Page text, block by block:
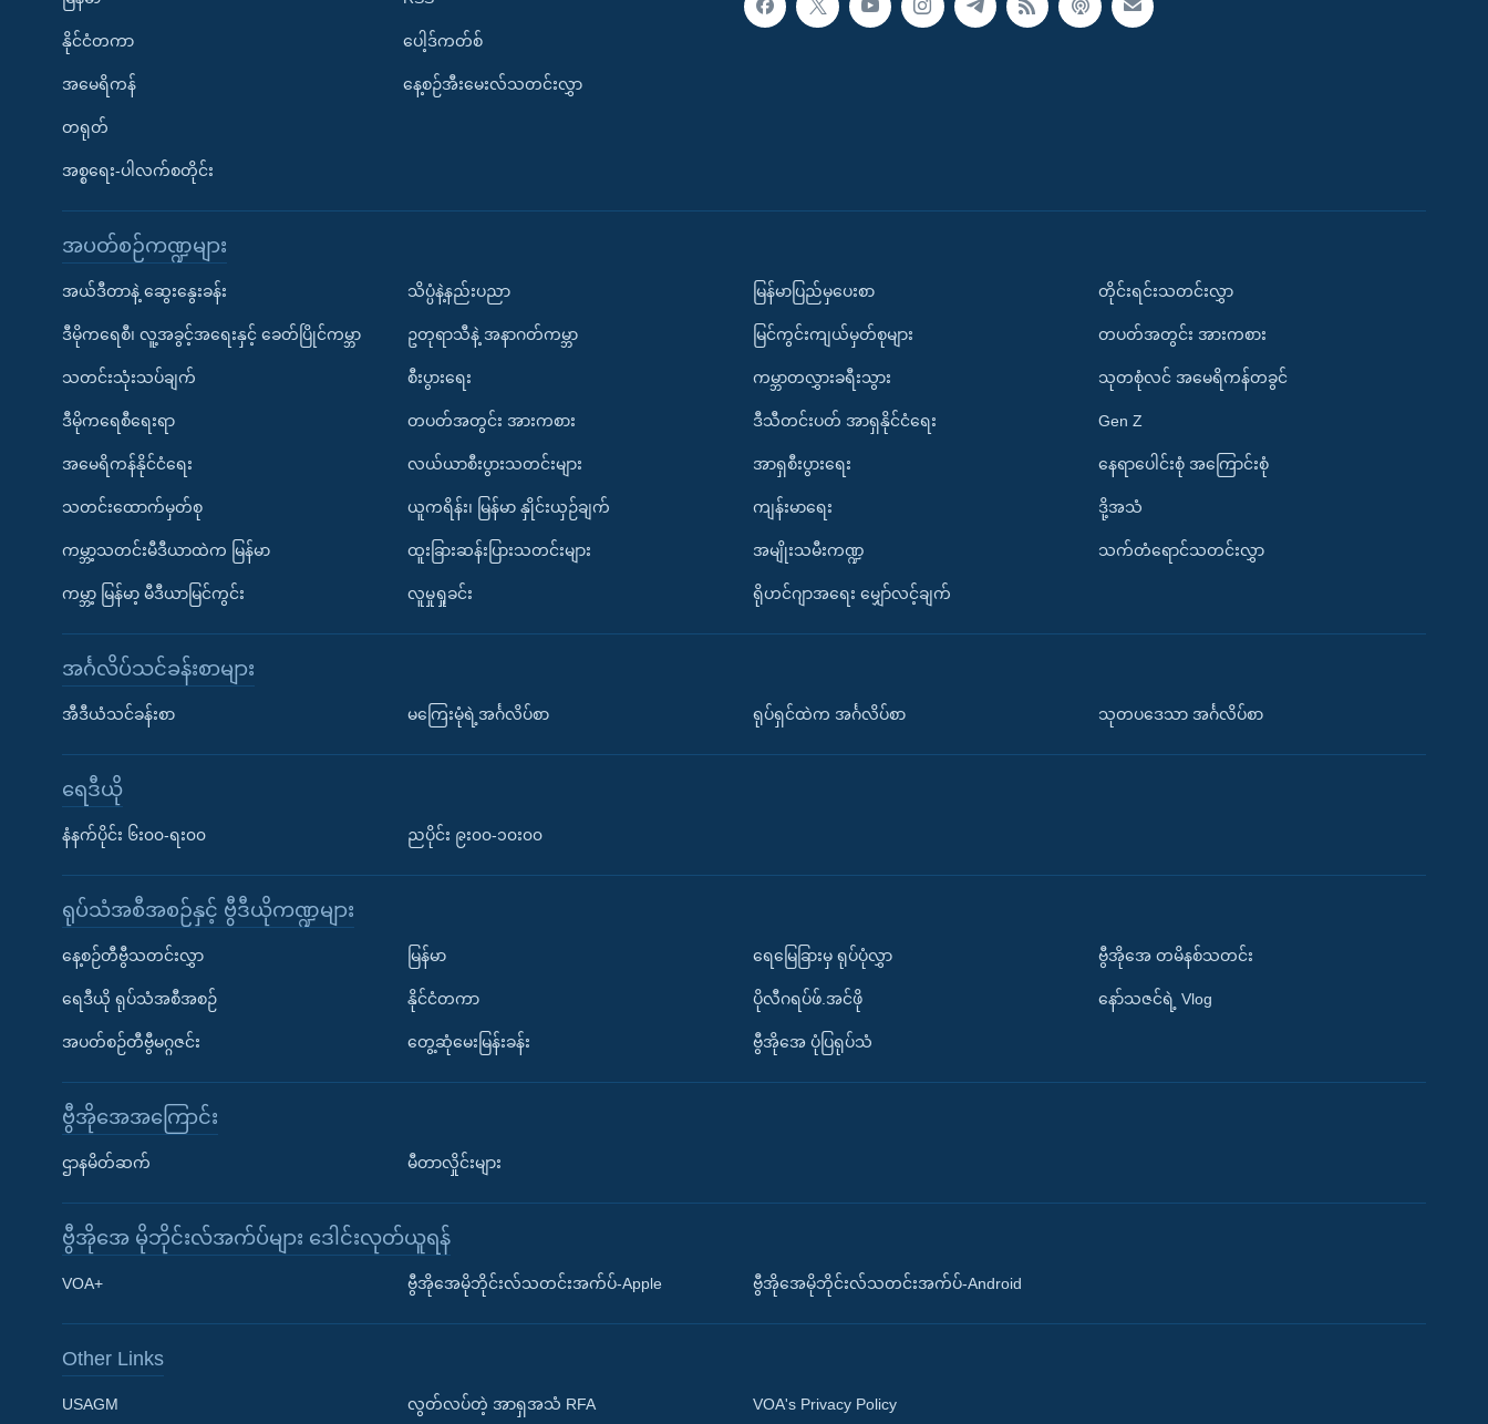
Learning English
နိုင်ငံတကာ
အမေရိကန်
တရုတ်
အစ္စရေး-ပါလက်စတိုင်း
ပေါ့ဒ်ကတ်စ်
နေ့စဉ်အီးမေးလ်သတင်းလွှာ
အပတ်စဉ်ကဏ္ဍများ
အယ်ဒီတာနဲ့ ဆွေးနွေးခန်း
ဒီမိုကရေစီ၊ လူ့အခွင့်အရေးနှင့် ခေတ်ပြိုင်ကမ္ဘာ
သတင်းသုံးသပ်ချက်
ဒီမိုကရေစီရေးရာ
အမေရိကန်နိုင်ငံရေး
သတင်းထောက်မှတ်စု
ကမ္ဘာ့သတင်းမီဒီယာထဲက မြန်မာ
ကမ္ဘာ့ မြန်မာ့ မီဒီယာမြင်ကွင်း
သိပ္ပံနဲ့နည်းပညာ
ဥတုရာသီနဲ့ အနာဂတ်ကမ္ဘာ
စီးပွားရေး
တပတ်အတွင်း အားကစား
လယ်ယာစီးပွားသတင်းများ
ယူကရိန်း၊ မြန်မာ နှိုင်းယှဉ်ချက်
ထူးခြားဆန်းပြားသတင်းများ
လူမှုရှုခင်း
မြန်မာပြည်မှပေးစာ
မြင်ကွင်းကျယ်မှတ်စုများ
ကမ္ဘာတလွှားခရီးသွား
ဒီသီတင်းပတ် အာရှနိုင်ငံရေး
အာရှစီးပွားရေး
ကျန်းမာရေး
အမျိုးသမီးကဏ္ဍ
ရိုဟင်ဂျာအရေး မျှော်လင့်ချက်
တိုင်းရင်းသတင်းလွှာ
တပတ်အတွင်း အားကစား
သုတစုံလင် အမေရိကန်တခွင်
Gen Z
နေရာပေါင်းစုံ အကြောင်းစုံ
ဒို့အသံ
သက်တံရောင်သတင်းလွှာ
အင်္ဂလိပ်သင်ခန်းစာများ
အီဒီယံသင်ခန်းစာ မကြေးမုံရဲ့အင်္ဂလိပ်စာ ရုပ်ရှင်ထဲက အင်္ဂလိပ်စာ သုတပဒေသာ အင်္ဂလိပ်စာ
ရေဒီယို
နံနက်ပိုင်း ၆း၀၀-ရး၀၀ ညပိုင်း ၉း၀၀-၁၀း၀၀
ရုပ်သံအစီအစဉ်နှင့် ဗွီဒီယိုကဏ္ဍများ
နေ့စဉ်တီဗွီသတင်းလွှာ
ရေဒီယို ရုပ်သံအစီအစဉ်
အပတ်စဉ်တီဗွီမဂ္ဂဇင်း
မြန်မာ
နိုင်ငံတကာ
တွေ့ဆုံမေးမြန်းခန်း
ရေမြေခြားမှ ရုပ်ပုံလွှာ
ပိုလီဂရပ်ဖ်.အင်ဖို
ဗွီအိုအေ ပုံပြရုပ်သံ
ဗွီအိုအေ တမိနစ်သတင်း
နော်သဇင်ရဲ့ Vlog
ဗွီအိုအေအကြောင်း
ဌာနမိတ်ဆက် မီတာလှိုင်းများ
ဗွီအိုအေ မိုဘိုင်းလ်အက်ပ်များ ဒေါင်းလုတ်ယူရန်
VOA+ ဗွီအိုအေမိုဘိုင်းလ်သတင်းအက်ပ်-Apple ဗွီအိုအေမိုဘိုင်းလ်သတင်းအက်ပ်-Android
Other Links
USAGM လွတ်လပ်တဲ့ အာရှအသံ RFA VOA's Privacy Policy